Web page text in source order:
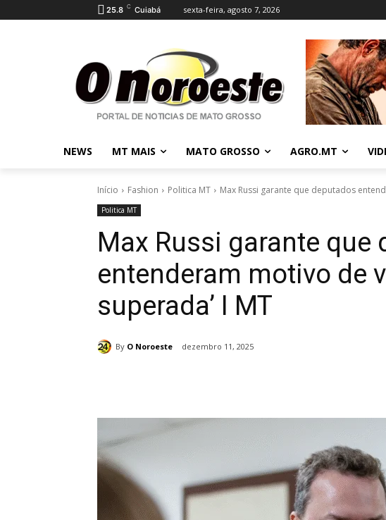
25.8 C Cuiabá sexta-feira, agosto 7, 2026
NEWS MT MAIS MATO GROSSO AGRO.MT
Início Fashion Politica MT Max Russi garante que deputados
Politica MT
Max Russi garante que
entenderam motivo de
superada’ I MT
By O Noroeste dezembro 11, 2025